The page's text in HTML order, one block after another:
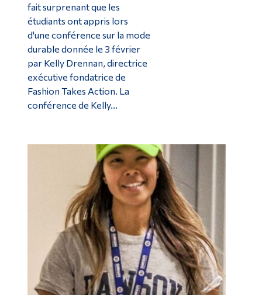
fait surprenant que les
étudiants ont appris lors
d'une conférence sur la mode
durable donnée le 3 février
par Kelly Drennan, directrice
exécutive fondatrice de
Fashion Takes Action. La
conférence de Kelly...